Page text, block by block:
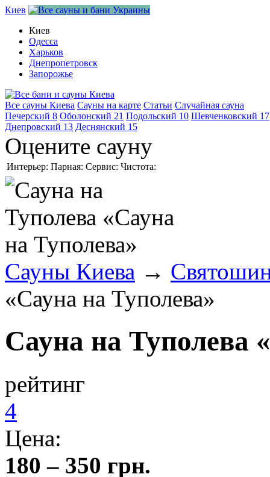
Киев
Киев
Одесса
Харьков
Днепропетровск
Запорожье
Все сауны Киева Сауны на карте Статьи Случайная сауна
Печерский 8 Оболонский 21 Подольский 10 Шевченковский 17
Днепровский 13 Деснянский 15
Оцените сауну
Интерьер: Парная: Сервис: Чистота:
Сауны Киева →
«Сауна на Туполева»
Сауна на Туполева
рейтинг
4
Цена:
180 – 350 грн.